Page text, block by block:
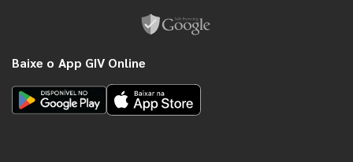
Baixe o App GIV Online